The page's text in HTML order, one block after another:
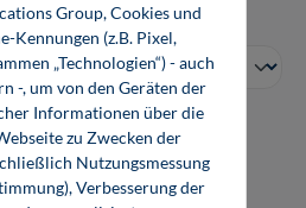
Group, Cookies und
Kennungen (z.B. Pixel,
„Technologien“) - auch
-, um von den Geräten der
Informationen über die
zu Zwecken der
Nutzungsmessung
Verbesserung der